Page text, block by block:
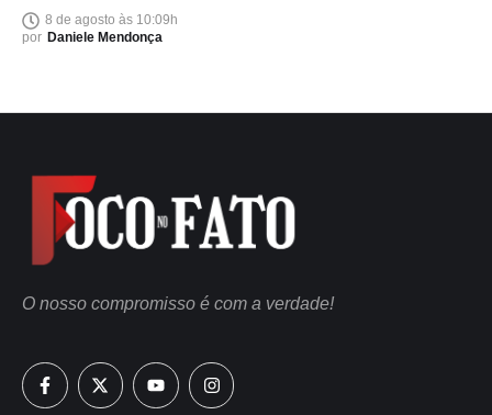
8 de agosto às 10:09h
por Daniele Mendonça
O nosso compromisso é com a verdade!